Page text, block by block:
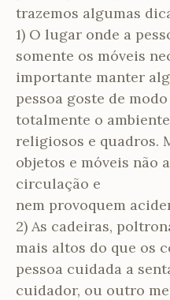
trazemos algumas
1) O lugar onde a
somente os móveis
importante manter
pessoa goste de
totalmente o
religiosos e quadros.
objetos e móveis não
circulação e
nem provoquem
2) As cadeiras,
mais altos do que os
pessoa cuidada a
cuidador, ou outro